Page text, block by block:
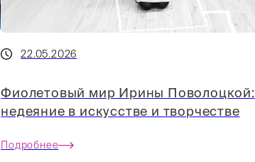
22.05.2026
Фиолетовый мир Ирины Поволоцкой:
недеяние в искусстве и творчестве
Подробнее